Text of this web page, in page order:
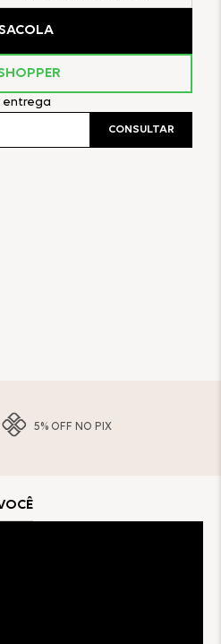
entrega
CONSULTAR
5% OFF NO PIX